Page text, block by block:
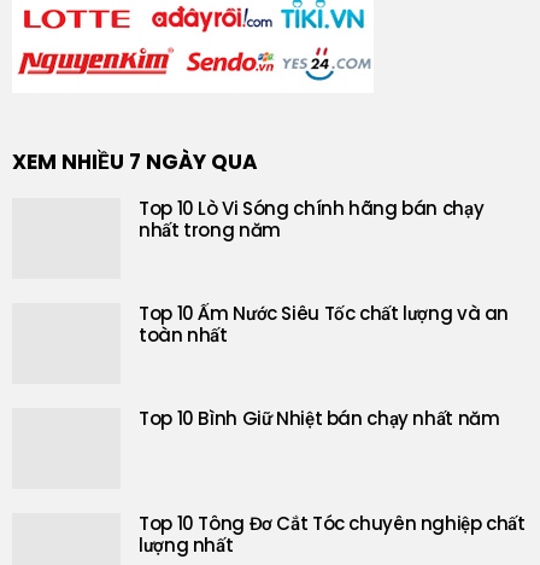
XEM NHIỀU 7 NGÀY QUA
Top 10 Lò Vi Sóng chính hãng bán chạy
nhất trong năm
Top 10 Ấm Nước Siêu Tốc chất lượng và an
toàn nhất
Top 10 Bình Giữ Nhiệt bán chạy nhất năm
Top 10 Tông Đơ Cắt Tóc chuyên nghiệp chất
lượng nhất